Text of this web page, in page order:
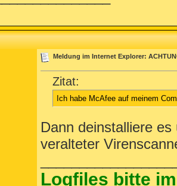
Meldung im Internet Explorer:
Zitat:
Ich habe McAfee auf meinem
Dann deinstalliere
veralteter
Logfiles bitte